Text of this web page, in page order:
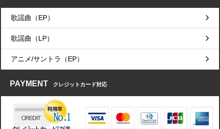
歌謡曲（EP）
歌謡曲（LP）
アニメ/サントラ（EP）
PAYMENT クレジットカード対応